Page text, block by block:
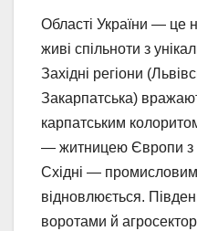
Області України — це
живі спільноти з
Західні регіони
Закарпатська)
карпатським
— житницею Європи з
Східні —
відновлюється.
воротами й